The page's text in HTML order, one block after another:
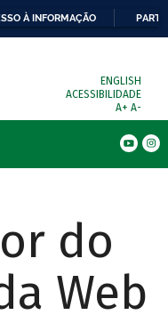
À INFORMAÇÃO
ENGLISH
ACESSIBILIDADE
A+ A-
do
Web